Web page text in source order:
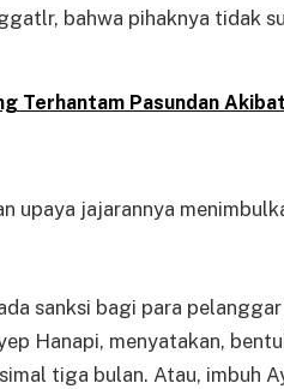
bahwa pihaknya tidak
Terhantam Pasundan
upaya jajarannya
sanksi bagi para
Hanapi, menyatakan,
tiga bulan. Atau, imbuh